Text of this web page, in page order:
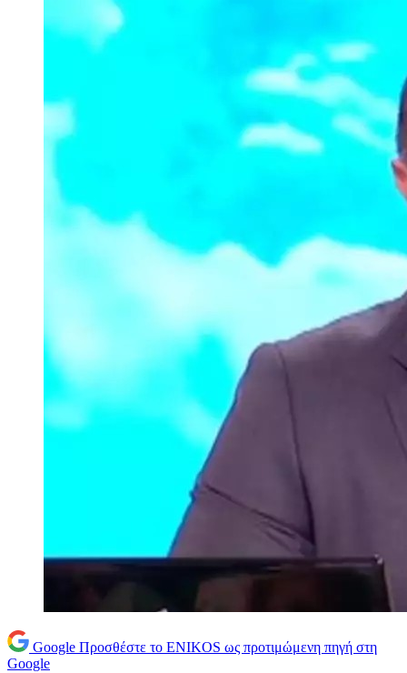
Google Προσθέστε το ENIKOS ως προτιμώμενη πηγή στη
Google